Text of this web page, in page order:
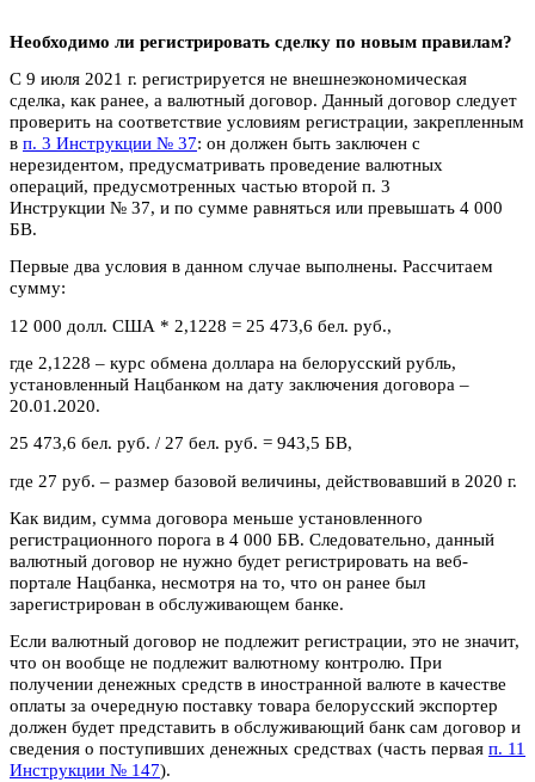
Необходимо ли регистрировать сделку по новым правилам?
С 9 июля 2021 г. регистрируется не внешнеэкономическая
сделка, как ранее, а валютный договор. Данный договор следует
проверить на соответствие условиям регистрации, закрепленным
в п. 3 Инструкции № 37: он должен быть заключен с
нерезидентом, предусматривать проведение валютных
операций, предусмотренных частью второй п. 3
Инструкции № 37, и по сумме равняться или превышать 4 000
БВ.
Первые два условия в данном случае выполнены. Рассчитаем
сумму:
12 000 долл. США * 2,1228 = 25 473,6 бел. руб.,
где 2,1228 – курс обмена доллара на белорусский рубль,
установленный Нацбанком на дату заключения договора –
20.01.2020.
25 473,6 бел. руб. / 27 бел. руб. = 943,5 БВ,
где 27 руб. – размер базовой величины, действовавший в 2020 г.
Как видим, сумма договора меньше установленного
регистрационного порога в 4 000 БВ. Следовательно, данный
валютный договор не нужно будет регистрировать на веб-
портале Нацбанка, несмотря на то, что он ранее был
зарегистрирован в обслуживающем банке.
Если валютный договор не подлежит регистрации, это не значит,
что он вообще не подлежит валютному контролю. При
получении денежных средств в иностранной валюте в качестве
оплаты за очередную поставку товара белорусский экспортер
должен будет представить в обслуживающий банк сам договор и
сведения о поступивших денежных средствах (часть первая п. 11
Инструкции № 147).